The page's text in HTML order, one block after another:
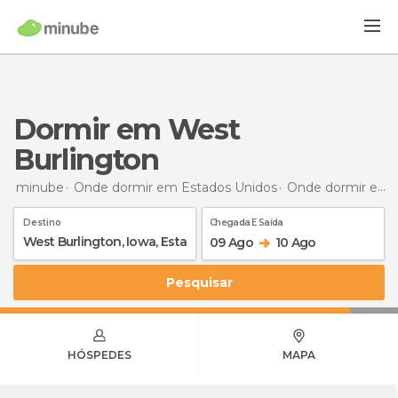
Dormir em West
Burlington
minube Onde dormir em Estados Unidos Onde dormir em Iowa
Destino Chegada E Saída
09 Ago 10 Ago
Pesquisar
HÓSPEDES MAPA